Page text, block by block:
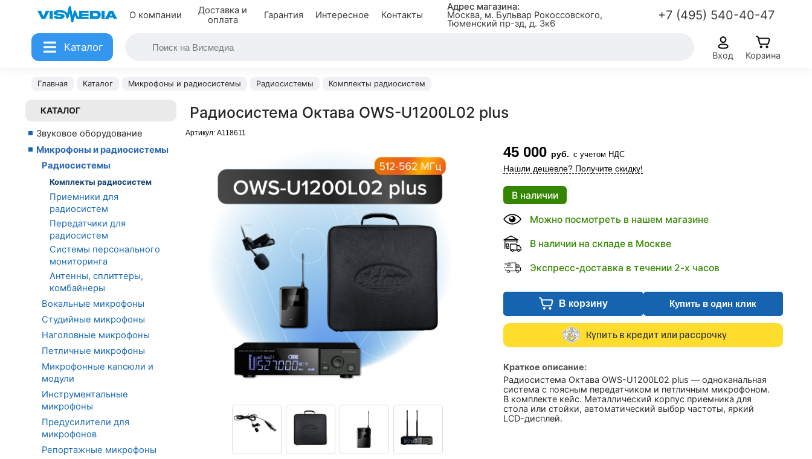
О компании
Доставка и
оплата
Гарантия Интересное Контакты
Адрес магазина:
Москва, м. Бульвар Рокоссовского,
Тюменский пр-зд, д. 3к6
+7 (495) 540-40-47
Каталог
Вход Корзина
Главная Каталог Микрофоны и радиосистемы Радиосистемы Комплекты радиосистем
КАТАЛОГ
Звуковое оборудование
Микрофоны и радиосистемы
Радиосистемы
Комплекты радиосистем
Приемники для
радиосистем
Передатчики для
радиосистем
Системы персонального
мониторинга
Антенны, сплиттеры,
комбайнеры
Вокальные микрофоны
Студийные микрофоны
Наголовные микрофоны
Петличные микрофоны
Микрофонные капсюли и
модули
Инструментальные
микрофоны
Предусилители для
микрофонов
Репортажные микрофоны
Радиосистема Октава OWS-U1200L02 plus
Артикул: A118611
45 000 руб. с учетом НДС
Нашли дешевле? Получите скидку!
В наличии
Можно посмотреть в нашем магазине
В наличии на складе в Москве
Экспресс-доставка в течении 2-х часов
В корзину Купить в один клик
Купить в кредит или рассрочку
Краткое описание:
Радиосистема Октава OWS-U1200L02 plus — одноканальная
система с поясным передатчиком и петличным микрофоном.
В комплекте кейс. Металлический корпус приемника для
стола или стойки, автоматический выбор частоты, яркий
LCD-дисплей.